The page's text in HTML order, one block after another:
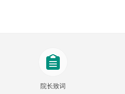
院长致词